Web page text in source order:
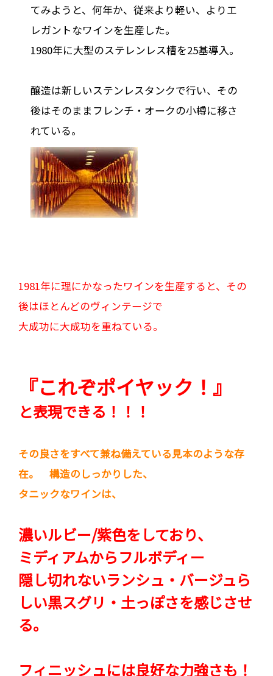
てみようと、何年か、従来より軽い、よりエ
レガントなワインを生産した。
1980年に大型のステレンレス槽を25基導入。
醸造は新しいステンレスタンクで行い、その
後はそのままフレンチ・オークの小樽に移さ
れている。
1981年に理にかなったワインを生産すると、その
後はほとんどのヴィンテージで
大成功に大成功を重ねている。
『これぞポイヤック！』
と表現できる！！！
その良さをすべて兼ね備えている見本のような存
在。 構造のしっかりした、
タニックなワインは、
濃いルビー/紫色をしており、
ミディアムからフルボディー
隠し切れないランシュ・バージュら
しい黒スグリ・土っぽさを感じさせ
る。
フィニッシュには良好な力強さも！